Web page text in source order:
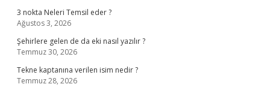
3 nokta Neleri Temsil eder ?
Ağustos 3, 2026
Şehirlere gelen de da eki nasıl yazılır ?
Temmuz 30, 2026
Tekne kaptanına verilen isim nedir ?
Temmuz 28, 2026